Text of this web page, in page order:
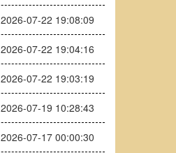
2026-07-22 19:08:09
2026-07-22 19:04:16
2026-07-22 19:03:19
2026-07-19 10:28:43
2026-07-17 00:00:30